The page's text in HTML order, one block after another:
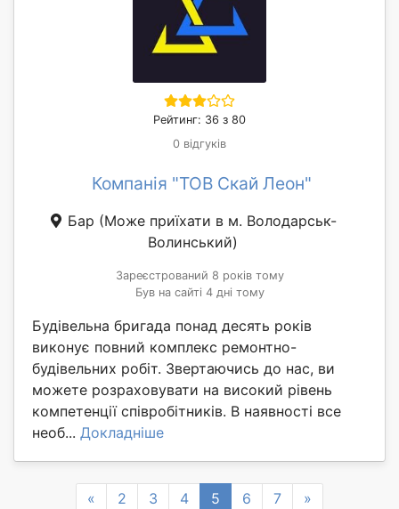
Рейтинг: 36 з 80
0 відгуків
Компанія "ТОВ Скай Леон"
Бар (Може приїхати в м. Володарськ-
Волинський)
Зареєстрований 8 років тому
Був на сайті 4 дні тому
Будівельна бригада понад десять років
виконує повний комплекс ремонтно-
будівельних робіт. Звертаючись до нас, ви
можете розраховувати на високий рівень
компетенції співробітників. В наявності все
необ... Докладніше
« Previous
2 3 4 5 6 7 »